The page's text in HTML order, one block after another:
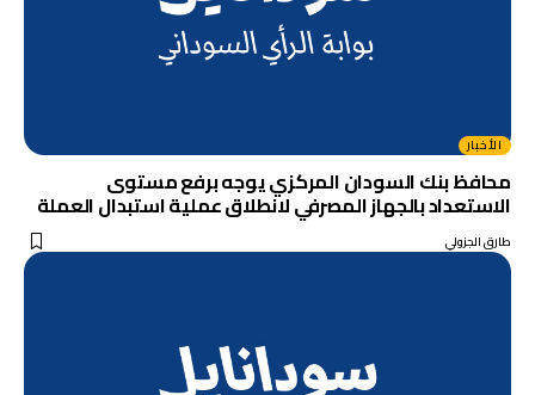
الأخبار
محافظ بنك السودان المركزي يوجه برفع مستوى
الاستعداد بالجهاز المصرفي لانطلاق عملية استبدال العملة
طارق الجزولي